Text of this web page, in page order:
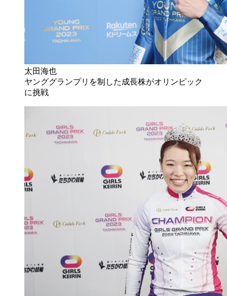
太田海也
ヤンググランプリを制した成長株がオリンピック
に挑戦